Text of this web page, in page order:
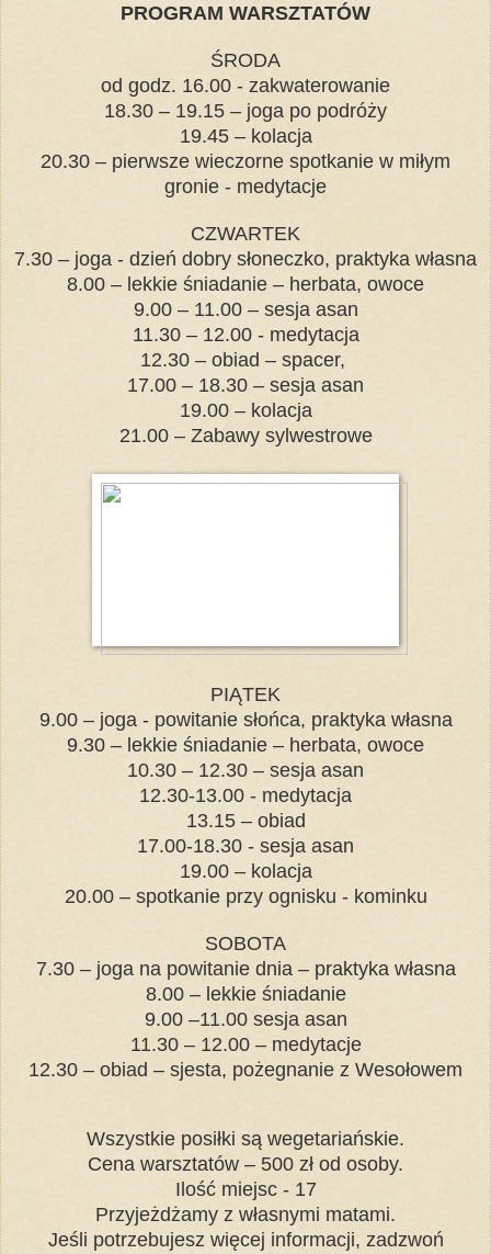
PROGRAM WARSZTATÓW
ŚRODA
od godz. 16.00 - zakwaterowanie
18.30 – 19.15 – joga po podróży
19.45 – kolacja
20.30 – pierwsze wieczorne spotkanie w miłym
gronie - medytacje
CZWARTEK
7.30 – joga - dzień dobry słoneczko, praktyka własna
8.00 – lekkie śniadanie – herbata, owoce
9.00 – 11.00 – sesja asan
11.30 – 12.00 - medytacja
12.30 – obiad – spacer,
17.00 – 18.30 – sesja asan
19.00 – kolacja
21.00 – Zabawy sylwestrowe
PIĄTEK
9.00 – joga - powitanie słońca, praktyka własna
9.30 – lekkie śniadanie – herbata, owoce
10.30 – 12.30 – sesja asan
12.30-13.00 - medytacja
13.15 – obiad
17.00-18.30 - sesja asan
19.00 – kolacja
20.00 – spotkanie przy ognisku - kominku
SOBOTA
7.30 – joga na powitanie dnia – praktyka własna
8.00 – lekkie śniadanie
9.00 –11.00 sesja asan
11.30 – 12.00 – medytacje
12.30 – obiad – sjesta, pożegnanie z Wesołowem
Wszystkie posiłki są wegetariańskie.
Cena warsztatów – 500 zł od osoby.
Ilość miejsc - 17
Przyjeżdżamy z własnymi matami.
Jeśli potrzebujesz więcej informacji, zadzwoń